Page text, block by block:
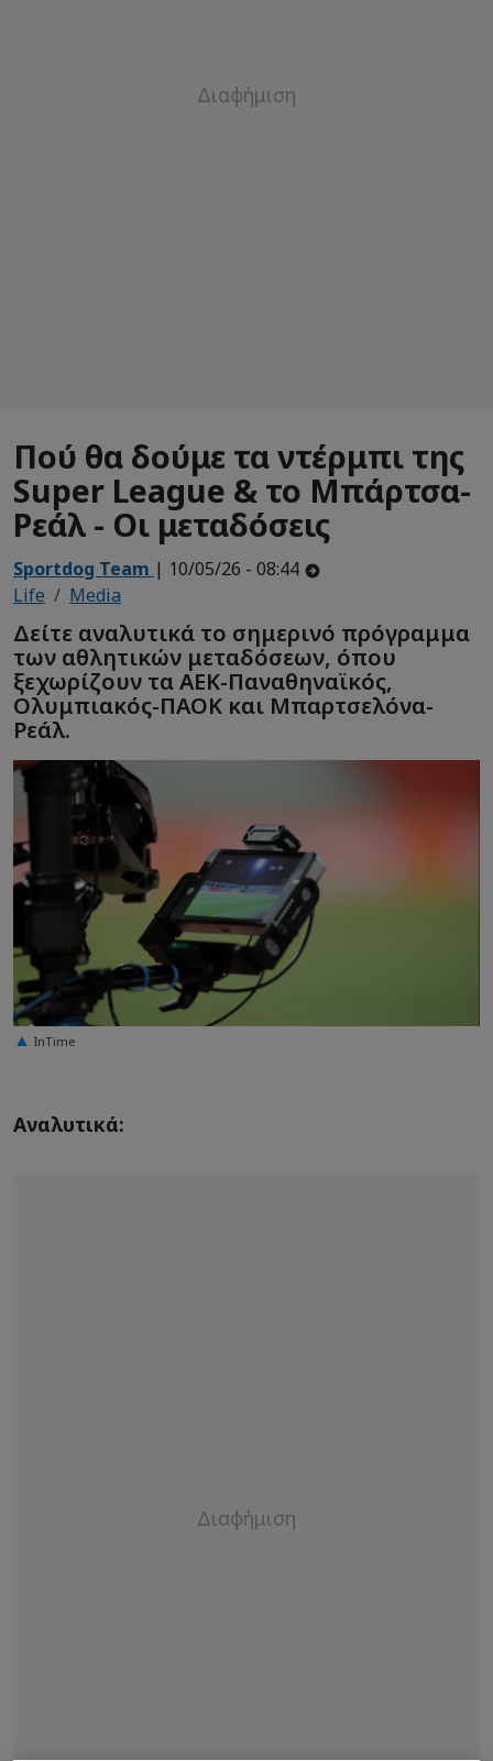
Πού θα δούμε τα ντέρμπι της
Super League & το Μπάρτσα-
Ρεάλ - Οι μεταδόσεις
Sportdog Team | 10/05/26 - 08:44
Life
Media
Δείτε αναλυτικά το σημερινό πρόγραμμα
των αθλητικών μεταδόσεων, όπου
ξεχωρίζουν τα ΑΕΚ-Παναθηναϊκός,
Ολυμπιακός-ΠΑΟΚ και Μπαρτσελόνα-
Ρεάλ.
InTime
Αναλυτικά: